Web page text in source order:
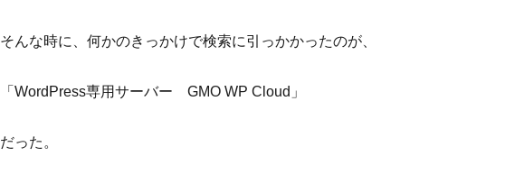
そんな時に、何かのきっかけで検索に引っかかったのが、
「WordPress専用サーバー GMO WP Cloud」
だった。